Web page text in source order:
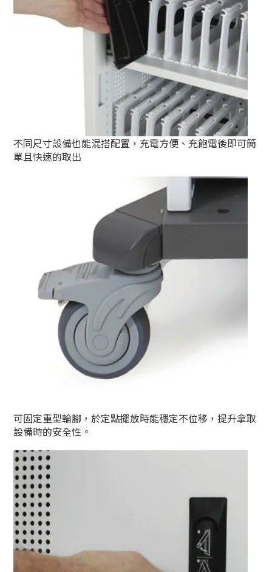
不同尺寸設備也能混搭配置，充電方便、充飽電後即可簡
單且快速的取出
可固定重型輪腳，於定點擺放時能穩定不位移，提升拿取
設備時的安全性。